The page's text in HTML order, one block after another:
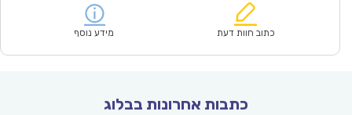
₪53.00.
הוא:
כתוב חוות דעת מידע נוסף
כתבות אחרונות בבלוג